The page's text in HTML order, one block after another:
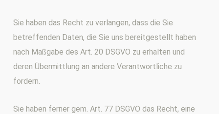
Sie haben das Recht zu verlangen, dass die Sie
betreffenden Daten, die Sie uns bereitgestellt haben
nach Maßgabe des Art. 20 DSGVO zu erhalten und
deren Übermittlung an andere Verantwortliche zu
fordern.
Sie haben ferner gem. Art. 77 DSGVO das Recht, eine